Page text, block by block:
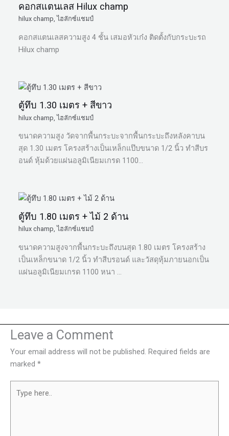
คอกสแตนเลส Hilux champ
hilux champ,ไฮลักซ์แชมป์
คอกสแตนเลสความสูง 4 ชั้น เสมอหัวเก๋ง ติดตั้งกับกระบะรถ
Hilux champ
ตู้ทึบ 1.30 เมตร + สีขาว
hilux champ ,ไฮลักซ์แชมป์
ขนาดความสูง วัดจากพื้นกระบะจากพื้นกระบะถึงหลังคาบน
สุด 1.30 เมตร โครงสร้างเป็นเหล็กแป๊บขนาด 1/2 นิ้ว ทำสีบร
อนด์ หุ้มด้วยแผ่นอลูมิเนียมเกรด 1100…
ตู้ทึบ 1.80 เมตร + ไม้ 2 ด้าน
hilux champ,ไฮลักซ์แชมป์
ขนาดความสูงจากพื้นกระบะถึงบนสุด 1.80 เมตร โครงสร้าง
เป็นเหล็กขนาด 1/2 นิ้ว ทำสีบรอนด์ และวัสดุหุ้มภายนอกเป็น
แผ่นอลูมิเนียมเกรด 1100 หนา …
Leave a Comment
Your email address will not be published. Required fields are
marked *
here..